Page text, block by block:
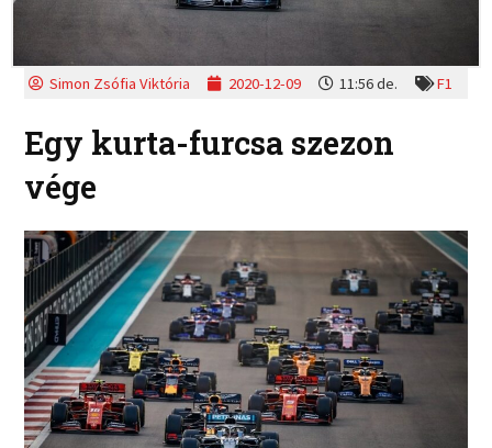
Simon Zsófia Viktória 2020-12-09 11:56 de. F1
Egy kurta-furcsa szezon
vége